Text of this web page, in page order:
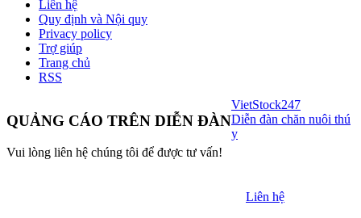
Liên hệ
Quy định và Nội quy
Privacy policy
Trợ giúp
Trang chủ
RSS
QUẢNG CÁO TRÊN DIỄN ĐÀN
Vui lòng liên hệ chúng tôi để được tư vấn!
Liên hệ
VietStock247
Diễn đàn chăn nuôi thú
y